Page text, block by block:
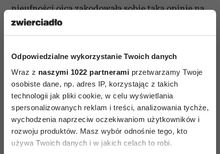
Odpowiedzialne wykorzystanie Twoich danych
Wraz z naszymi 1022 partnerami przetwarzamy Twoje
osobiste dane, np. adres IP, korzystając z takich
technologii jak pliki cookie, w celu wyświetlania
spersonalizowanych reklam i treści, analizowania tychże,
wychodzenia naprzeciw oczekiwaniom użytkowników i
rozwoju produktów. Masz wybór odnośnie tego, kto
używa Twoich danych i w jakich celach to robi.
nieufności ojca zakodowała sobie taką opinię na
temat ludzi.
wgrany przez ojca rzutował przez lata na jej
relacje: Marta dostrzega, że w dorosłym życiu
takie podejście przerzucało się na jej
młodzieńcze przyjaźnie, ciągle podejrzewała
innych, że ją oszukają, zrobią jej coś złego,
dlatego nie była w stanie budować głębszych
relacji. Nie miała bazy pozytywnych